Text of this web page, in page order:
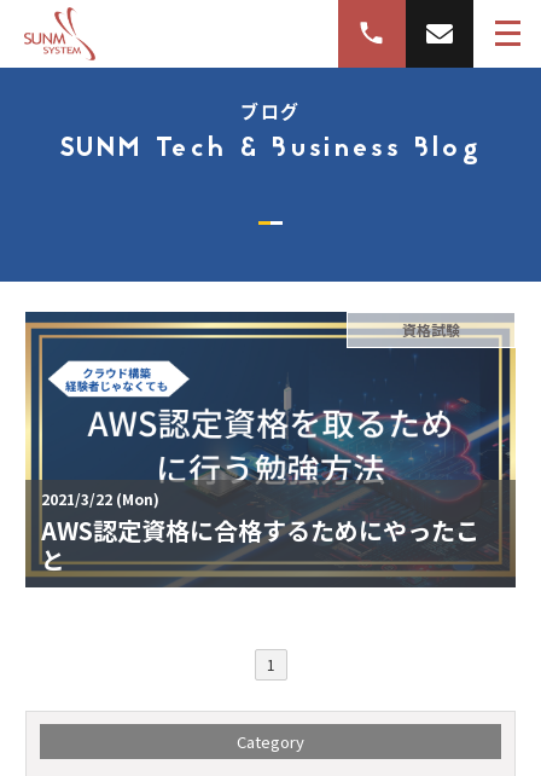
ブログ
SUNM Tech & Business Blog
資格試験
2021/3/22 (Mon)
AWS認定資格に合格するためにやったこ
と
1
Category